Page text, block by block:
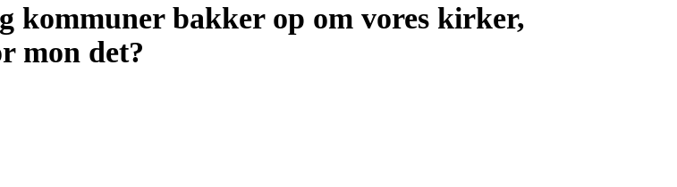
kommuner bakker op om vores kirker,
mon det?